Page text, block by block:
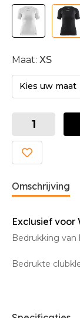
Maat: XS
Kies uw maat
Omschrijving
Exclusief voor
Bedrukking
Bedrukte